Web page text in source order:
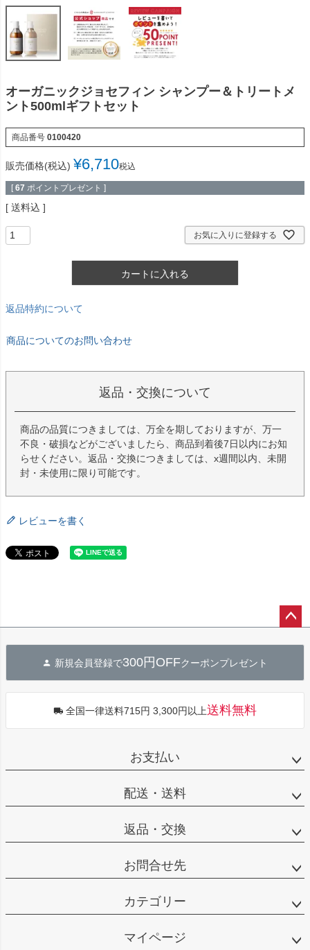
オーガニックジョセフィン シャンプー＆トリートメ
ント500mlギフトセット
商品番号 0100420
販売価格(税込) ¥6,710税込
[ 67 ポイントプレゼント ]
送料込
お気に入りに登録する
カートに入れる
返品特約について
商品についてのお問い合わせ
返品・交換について
商品の品質につきましては、万全を期しておりますが、万一
不良・破損などがございましたら、商品到着後7日以内にお知
らせください。返品・交換につきましては、x週間以内、未開
封・未使用に限り可能です。
レビューを書く
へ
新規会員登録で300円OFFクーポンプレゼント
全国一律送料715円 3,300円以上送料無料
お支払い
配送・送料
返品・交換
お問合せ先
カテゴリー
マイページ